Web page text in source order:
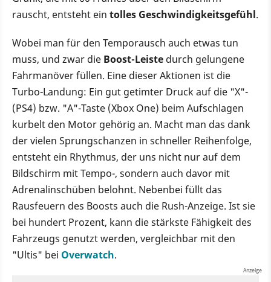
rauscht, entsteht ein tolles Geschwindigkeitsgefühl.
Wobei man für den Temporausch auch etwas tun
muss, und zwar die Boost-Leiste durch gelungene
Fahrmanöver füllen. Eine dieser Aktionen ist die
Turbo-Landung: Ein gut getimter Druck auf die "X"-
(PS4) bzw. "A"-Taste (Xbox One) beim Aufschlagen
kurbelt den Motor gehörig an. Macht man das dank
der vielen Sprungschanzen in schneller Reihenfolge,
entsteht ein Rhythmus, der uns nicht nur auf dem
Bildschirm mit Tempo-, sondern auch davor mit
Adrenalinschüben belohnt. Nebenbei füllt das
Rausfeuern des Boosts auch die Rush-Anzeige. Ist sie
bei hundert Prozent, kann die stärkste Fähigkeit des
Fahrzeugs genutzt werden, vergleichbar mit den
"Ultis" bei Overwatch.